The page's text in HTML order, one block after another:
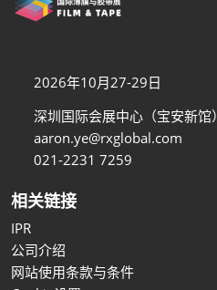
2026年10月27-29日
深圳国际会展中心（宝安新馆）
aaron.ye@rxglobal.com
021-2231 7259
相关链接
IPR
公司介绍
网站使用条款与条件